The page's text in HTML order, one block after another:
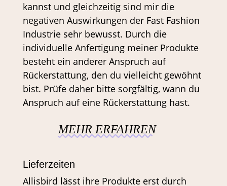
kannst und gleichzeitig sind mir die
negativen Auswirkungen der Fast Fashion
Industrie sehr bewusst. Durch die
individuelle Anfertigung meiner Produkte
besteht ein anderer Anspruch auf
Rückerstattung, den du vielleicht gewöhnt
bist. Prüfe daher bitte sorgfältig, wann du
Anspruch auf eine Rückerstattung hast.
MEHR ERFAHREN
Lieferzeiten
Allisbird lässt ihre Produkte erst durch